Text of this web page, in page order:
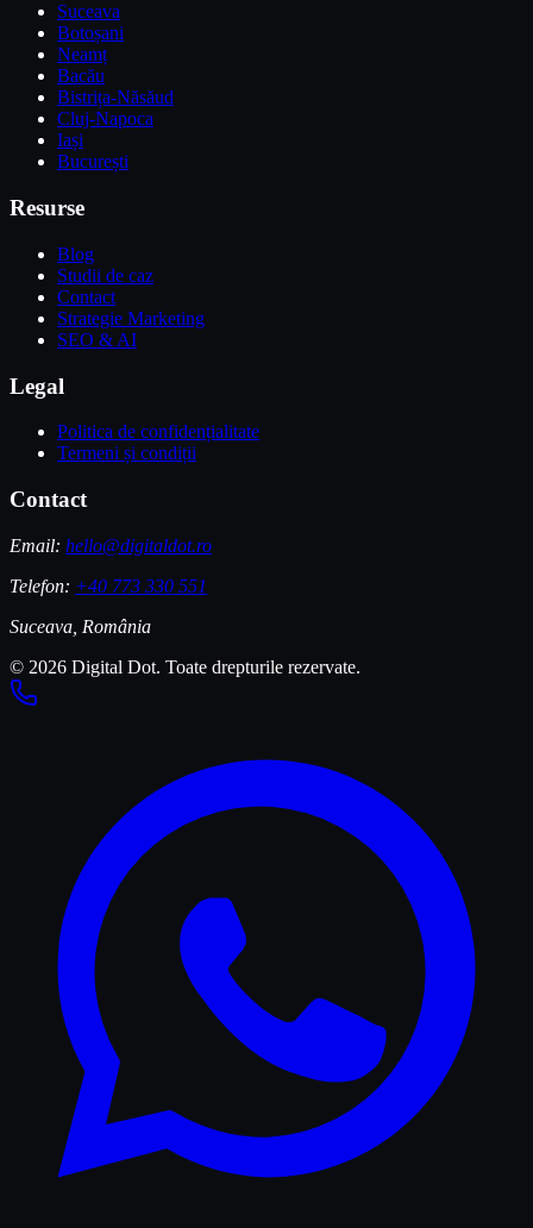
Suceava
Botoșani
Neamț
Bacău
Bistrița-Năsăud
Cluj-Napoca
Iași
București
Resurse
Blog
Studii de caz
Contact
Strategie Marketing
SEO & AI
Legal
Politica de confidențialitate
Termeni și condiții
Contact
Email: hello@digitaldot.ro
Telefon: +40 773 330 551
Suceava, România
© 2026 Digital Dot. Toate drepturile rezervate.